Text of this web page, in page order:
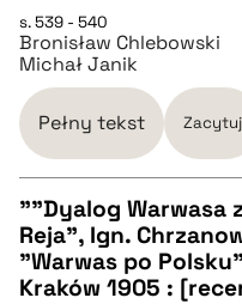
pobierz cytat
pobierz cytat
s. 539 - 540
Bronisław Chlebowski
Michał Janik
Pełny tekst Zacytuj
CZYSTY TEKST
""Dyalog Warwasa
Reja", Ign.
"Warwas po
Kraków 1905 :